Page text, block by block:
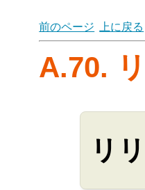
前のページ
上に戻る
A.70.
リ